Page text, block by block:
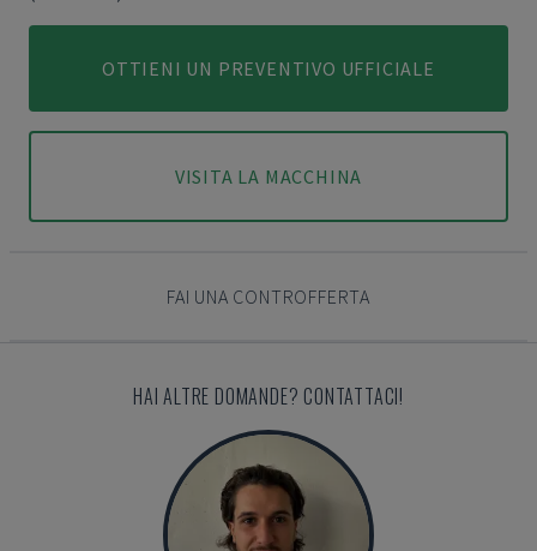
OTTIENI UN PREVENTIVO UFFICIALE
VISITA LA MACCHINA
FAI UNA CONTROFFERTA
HAI ALTRE DOMANDE? CONTATTACI!